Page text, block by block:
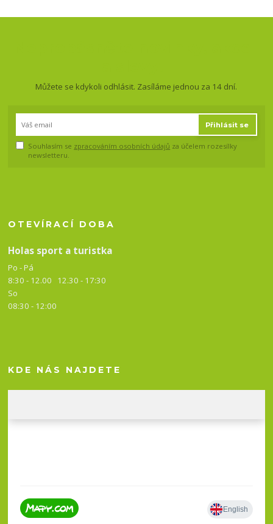
Můžete se kdykoli odhlásit. Zasíláme jednou za 14 dní.
Přihlásit se
Souhlasím se zpracováním osobních údajů za účelem rozesílky
newsletteru.
OTEVÍRACÍ DOBA
Holas sport a turistka
Po - Pá
8:30 - 12.00 12.30 - 17:30
So
08:30 - 12:00
KDE NÁS NAJDETE